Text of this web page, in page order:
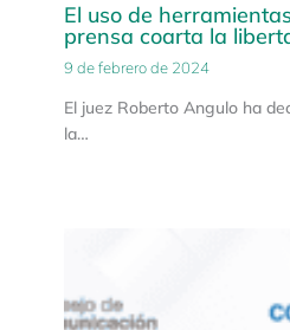
El uso de
prensa coarta la
9 de febrero de 2024
El juez Roberto Angulo ha
la…